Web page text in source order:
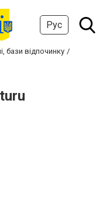
Рус
бази відпочинку